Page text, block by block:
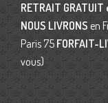
RETRAIT
NOUS LIVRONS en
Paris 75 FORFAIT-
vous)